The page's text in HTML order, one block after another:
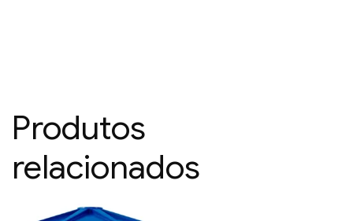
Produtos
relacionados